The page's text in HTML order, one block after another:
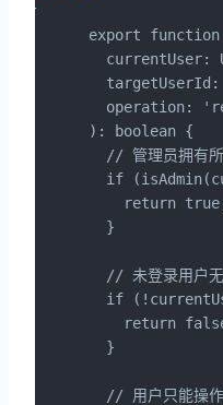
export function
currentUser:
targetUserId:
operation:
): boolean {
// 管理员拥有
if
return
  }
// 未登录用户
if
return
  }
// 用户只能操作